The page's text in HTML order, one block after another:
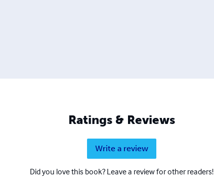
Ratings & Reviews
Write a review
Did you love this book? Leave a review for other readers!